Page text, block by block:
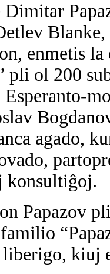
Dimitar
enmetis la
pli ol 200
agado,
konsultiĝoj.
Papazov
kiuj